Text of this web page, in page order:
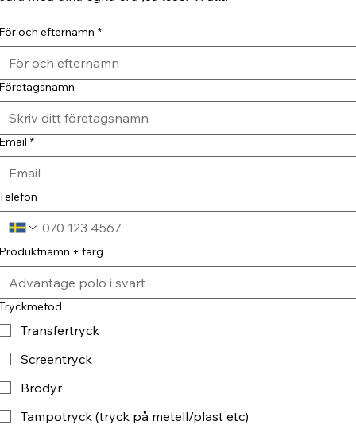
och efternamn *
*
+ färg
Transfertryck
Screentryck
Brodyr
Tampotryck (tryck på metell/plast etc)